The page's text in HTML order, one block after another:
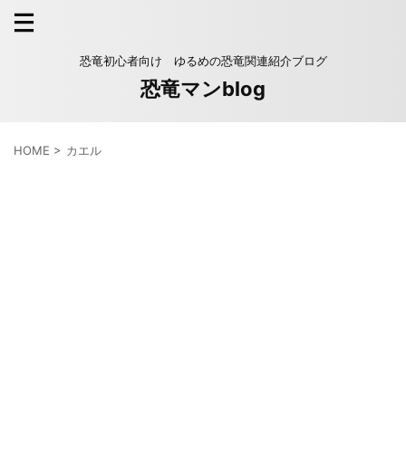
恐竜初心者向け ゆるめの恐竜関連紹介ブログ
恐竜マンblog
HOME > カエル